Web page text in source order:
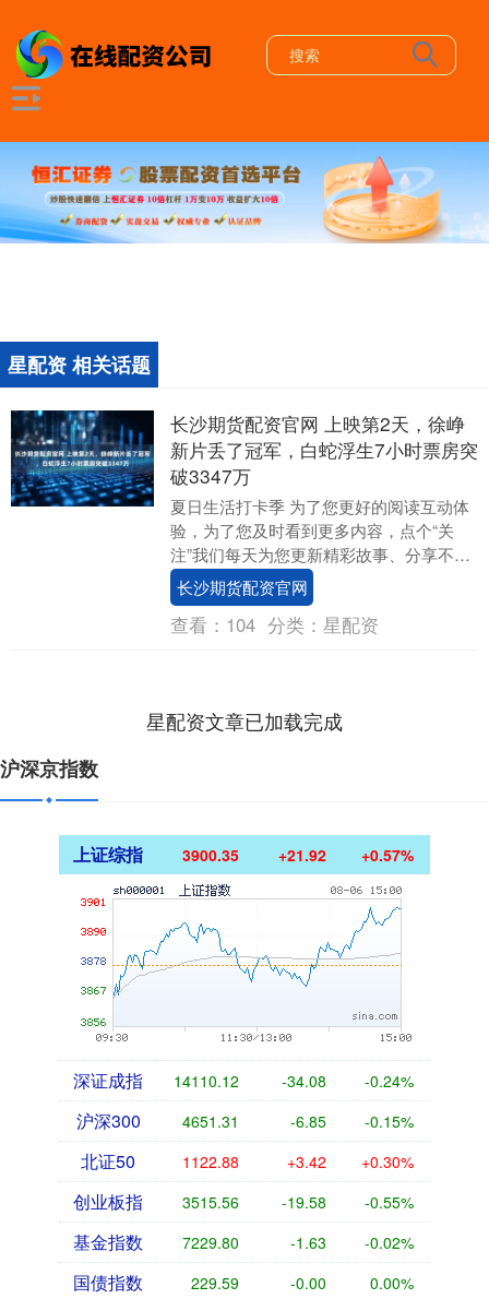
星配资 相关话题
长沙期货配资官网 上映第2天，徐峥
新片丢了冠军，白蛇浮生7小时票房突
破3347万
夏日生活打卡季 为了您更好的阅读互动体
验，为了您及时看到更多内容，点个“关
注”我们每天为您更新精彩故事、分享不一
样的故事瞬间 娱乐圈又爆出一则惊人消
息！一部动画....
长沙期货配资官网
查看： 104 分类： 星配资
星配资文章已加载完成
沪深京指数
上证综指 3900.35 +21.92 +0.57%
深证成指 14110.12 -34.08 -0.24%
沪深300 4651.31 -6.85 -0.15%
北证50 1122.88 +3.42 +0.30%
创业板指 3515.56 -19.58 -0.55%
基金指数 7229.80 -1.63 -0.02%
国债指数 229.59 -0.00 0.00%